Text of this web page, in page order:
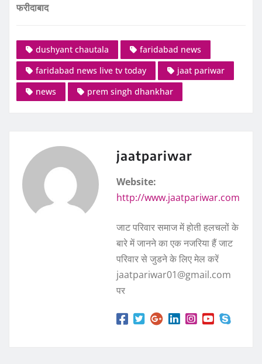
फरीदाबाद
dushyant chautala
faridabad news
faridabad news live tv today
jaat pariwar
news
prem singh dhankhar
jaatpariwar
Website:
http://www.jaatpariwar.com
जाट परिवार समाज में होती हलचलों के
बारे में जानने का एक नजरिया हैं जाट
परिवार से जुडने के लिए मेल करें
jaatpariwar01@gmail.com
पर